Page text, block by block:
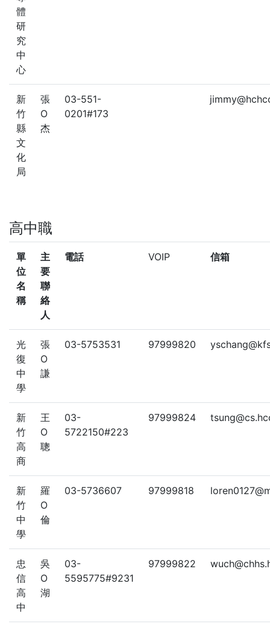
體
研
究
中
心
新
竹
縣
文
化
局
張
O
杰
03-551-
0201#173
高中職
單
位
名
稱
主
要
聯
絡
人
電話 VOIP 信箱
光
復
中
學
張
O
謙
03-5753531 97999820
新
竹
高
商
王
O
聰
03-
5722150#223
97999824
新
竹
中
學
羅
O
倫
03-5736607 97999818
忠
信
高
中
吳
O
湖
03-
5595775#9231
97999822